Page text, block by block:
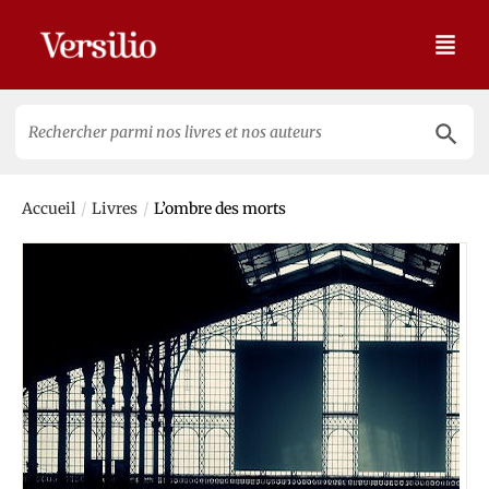
for:
Accueil / Livres / L’ombre des morts